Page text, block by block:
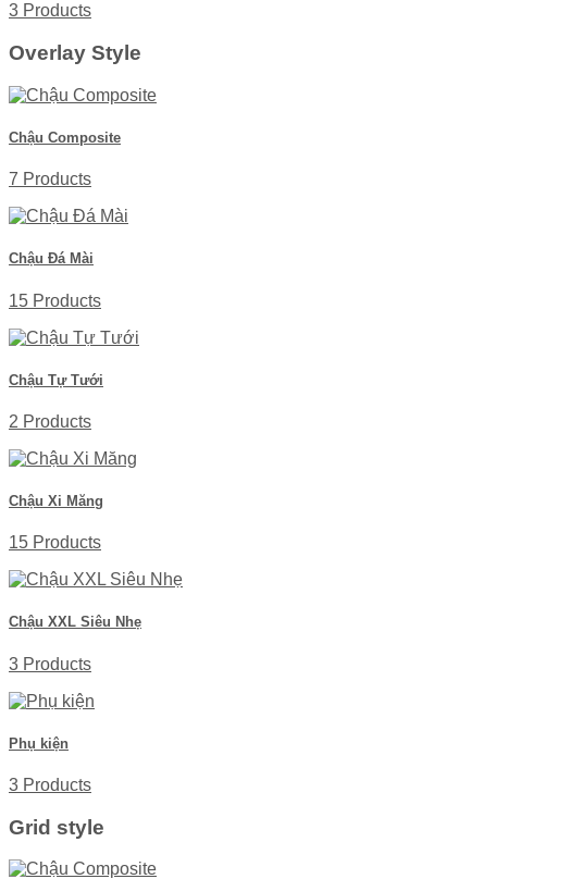
3 Products
Overlay Style
Chậu Composite
7 Products
Chậu Đá Mài
15 Products
Chậu Tự Tưới
2 Products
Chậu Xi Măng
15 Products
Chậu XXL Siêu Nhẹ
3 Products
Phụ kiện
3 Products
Grid style